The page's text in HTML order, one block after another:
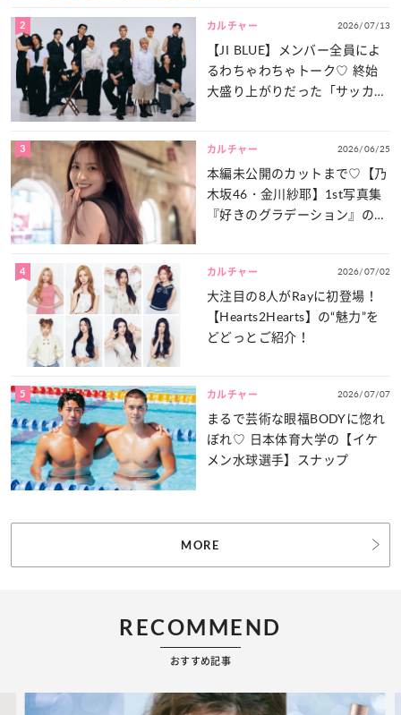
2 カルチャー 2026/07/13
【JI BLUE】メンバー全員によ
るわちゃわちゃトーク♡ 終始
大盛り上がりだった「サッカー
3 カルチャー 2026/06/25
本編未公開のカットまで♡【乃
木坂46・金川紗耶】1st写真集
『好きのグラデーション』の魅
4 カルチャー 2026/07/02
大注目の8人がRayに初登場！
【Hearts2Hearts】の“魅力”を
どどっとご紹介！
5 カルチャー 2026/07/07
まるで芸術な眼福BODYに惚れ
ぼれ♡ 日本体育大学の【イケ
メン水球選手】スナップ
MORE
RECOMMEND
おすすめ記事